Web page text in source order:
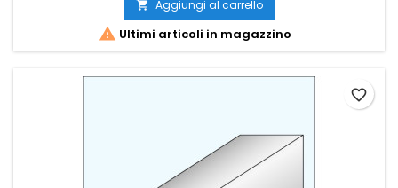
 Aggiungi al carrello
 Ultimi articoli in magazzino
favorite_border